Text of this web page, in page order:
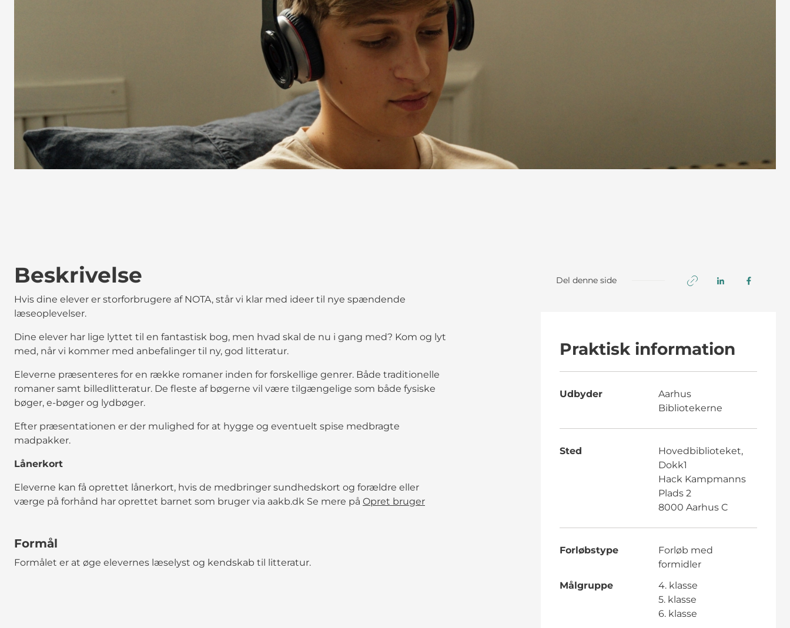
Beskrivelse
Hvis dine elever er storforbrugere af NOTA, står vi klar med ideer til nye spændende
læseoplevelser.
Dine elever har lige lyttet til en fantastisk bog, men hvad skal de nu i gang med? Kom og lyt
med, når vi kommer med anbefalinger til ny, god litteratur.
Eleverne præsenteres for en række romaner inden for forskellige genrer. Både traditionelle
romaner samt billedlitteratur. De fleste af bøgerne vil være tilgængelige som både fysiske
bøger, e-bøger og lydbøger.
Efter præsentationen er der mulighed for at hygge og eventuelt spise medbragte
madpakker.
Lånerkort
Eleverne kan få oprettet lånerkort, hvis de medbringer sundhedskort og forældre eller
værge på forhånd har oprettet barnet som bruger via aakb.dk Se mere på Opret bruger
Formål
Formålet er at øge elevernes læselyst og kendskab til litteratur.
Del denne side
Praktisk information
Udbyder
Aarhus
Bibliotekerne
Sted
Hovedbiblioteket,
Dokk1
Hack Kampmanns
Plads 2
8000 Aarhus C
Forløbstype
Forløb med
formidler
Målgruppe
4. klasse
5. klasse
6. klasse